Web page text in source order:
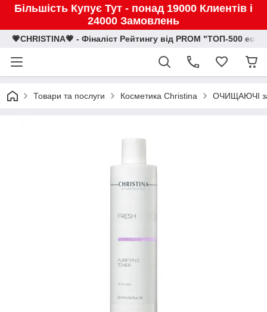
Більшість Купує Тут - понад 19000 Клиентів і
24000 Замовлень
💗CHRISTINA💗 - Фіналіст Рейтингу від PROM "ТОП-500
Товари та послуги Косметика Christina ОЧИЩАЮЧІ